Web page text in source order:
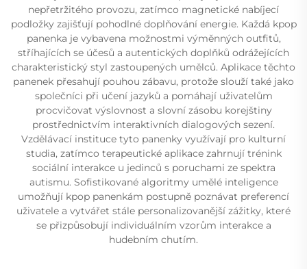
nepřetržitého provozu, zatímco magnetické nabíjecí
podložky zajišťují pohodlné doplňování energie. Každá kpop
panenka je vybavena možnostmi výměnných outfitů,
stříhajících se účesů a autentických doplňků odrážejících
charakteristický styl zastoupených umělců. Aplikace těchto
panenek přesahují pouhou zábavu, protože slouží také jako
společníci při učení jazyků a pomáhají uživatelům
procvičovat výslovnost a slovní zásobu korejštiny
prostřednictvím interaktivních dialogových sezení.
Vzdělávací instituce tyto panenky využívají pro kulturní
studia, zatímco terapeutické aplikace zahrnují trénink
sociální interakce u jedinců s poruchami ze spektra
autismu. Sofistikované algoritmy umělé inteligence
umožňují kpop panenkám postupně poznávat preferencí
uživatele a vytvářet stále personalizovanější zážitky, které
se přizpůsobují individuálním vzorům interakce a
hudebním chutím.